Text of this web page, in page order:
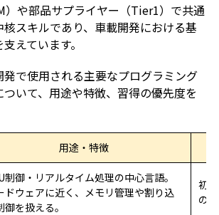
）や部品サプライヤー（Tier1）で共通
核スキルであり、車載開発における基
えています。
発で使用される主要なプログラミング
いて、用途や特徴、習得の優先度を
用途・特徴
制御・リアルタイム処理の中心言語。
ドウェアに近く、メモリ管理や割り込
御を扱える。
初
の